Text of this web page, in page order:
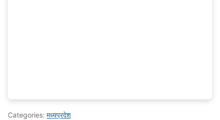
Categories: मध्यप्रदेश